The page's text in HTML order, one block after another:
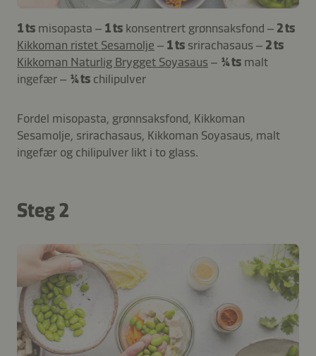
1 ts misopasta – 1 ts konsentrert grønnsaksfond – 2 ts
Kikkoman ristet Sesamolje – 1 ts srirachasaus – 2 ts
Kikkoman Naturlig Brygget Soyasaus – ¼ ts malt
ingefær – ¼ ts chilipulver
Fordel misopasta, grønnsaksfond, Kikkoman
Sesamolje, srirachasaus, Kikkoman Soyasaus, malt
ingefær og chilipulver likt i to glass.
Steg 2